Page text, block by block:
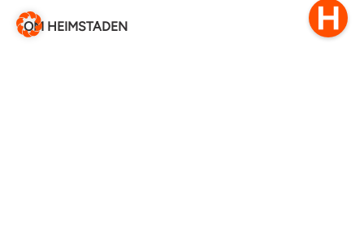
OM HEIMSTADEN